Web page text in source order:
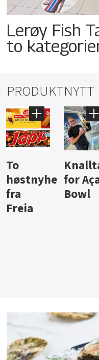
Lerøy Fish
to
PRODUKTNYTT
Knalltall
for Açai
Bowl
Aass
bli